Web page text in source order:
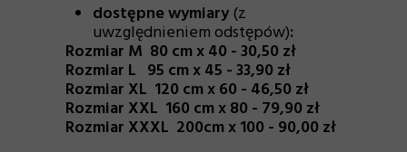
dostępne wymiary(z
uwzględnieniem odstępów):
Rozmiar M 80 cm x 40 - 30,50 zł
Rozmiar L 95 cm x 45 - 33,90 zł
Rozmiar XL 120 cm x 60 - 46,50 zł
Rozmiar XXL 160 cm x 80 - 79,90 zł
Rozmiar XXXL 200cm x 100 - 90,00 zł